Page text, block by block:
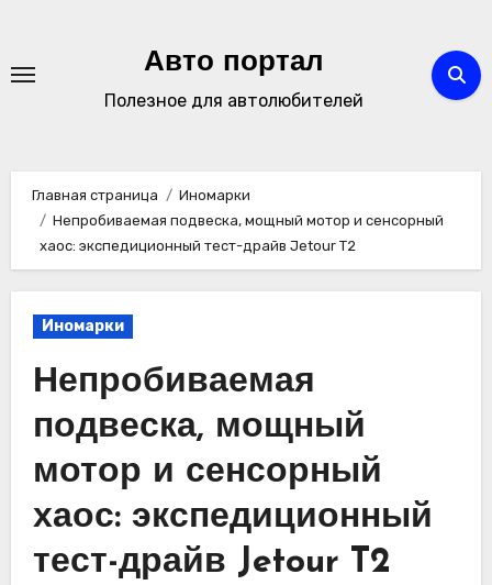
содержимому
Авто портал
Полезное для автолюбителей
Главная страница
Иномарки
Непробиваемая подвеска, мощный мотор и сенсорный
хаос: экспедиционный тест-драйв Jetour T2
Иномарки
Непробиваемая
подвеска, мощный
мотор и сенсорный
хаос: экспедиционный
тест-драйв Jetour T2